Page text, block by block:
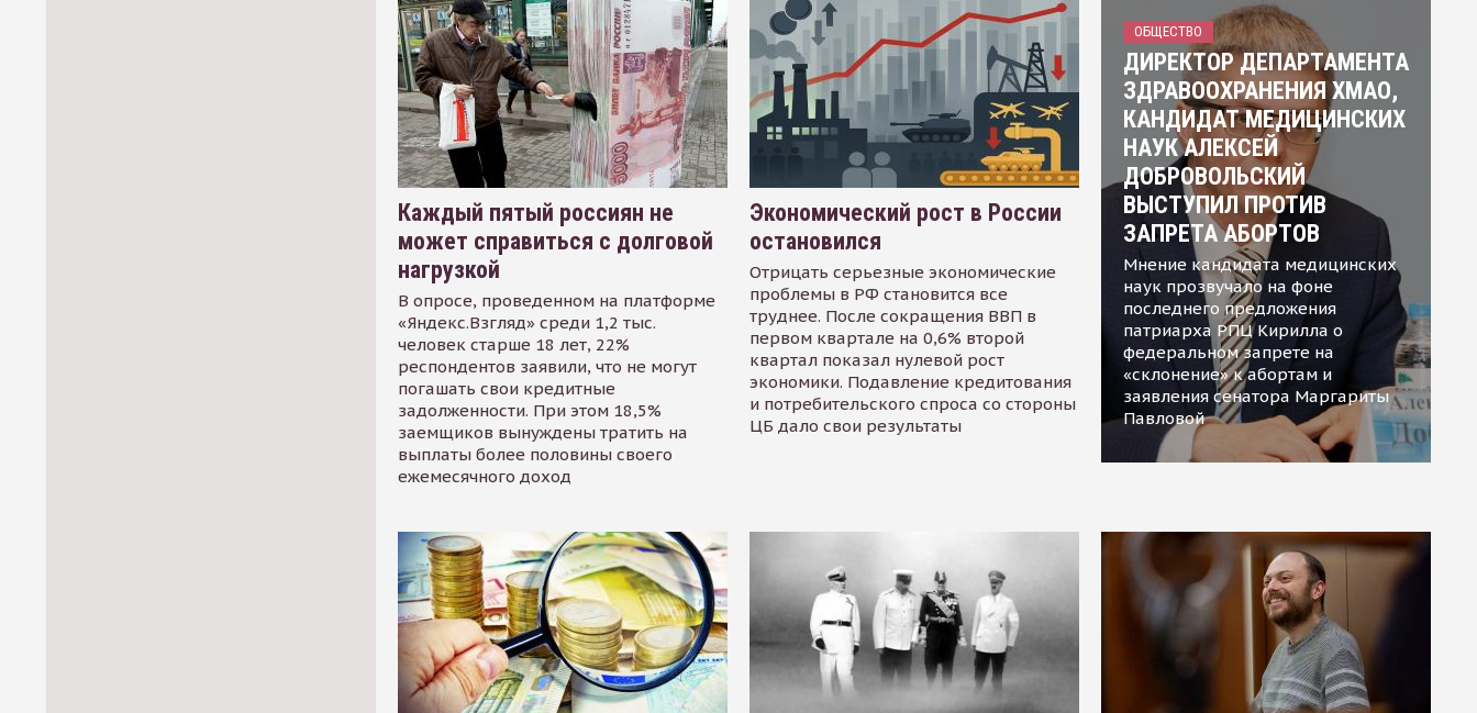
Каждый пятый россиян не
может справиться с долговой
нагрузкой
В опросе, проведенном на платформе
«Яндекс.Взгляд» среди 1,2 тыс.
человек старше 18 лет, 22%
респондентов заявили, что не могут
погашать свои кредитные
задолженности. При этом 18,5%
заемщиков вынуждены тратить на
выплаты более половины своего
ежемесячного доход
Экономический рост в России
остановился
Отрицать серьезные экономические
проблемы в РФ становится все
труднее. После сокращения ВВП в
первом квартале на 0,6% второй
квартал показал нулевой рост
экономики. Подавление кредитования
и потребительского спроса со стороны
ЦБ дало свои результаты
ОБЩЕСТВО
ДИРЕКТОР ДЕПАРТАМЕНТА
ЗДРАВООХРАНЕНИЯ ХМАО,
КАНДИДАТ МЕДИЦИНСКИХ
НАУК АЛЕКСЕЙ
ДОБРОВОЛЬСКИЙ
ВЫСТУПИЛ ПРОТИВ
ЗАПРЕТА АБОРТОВ
Мнение кандидата медицинских
наук прозвучало на фоне
последнего предложения
патриарха РПЦ Кирилла о
федеральном запрете на
«склонение» к абортам и
заявления сенатора Маргариты
Павловой